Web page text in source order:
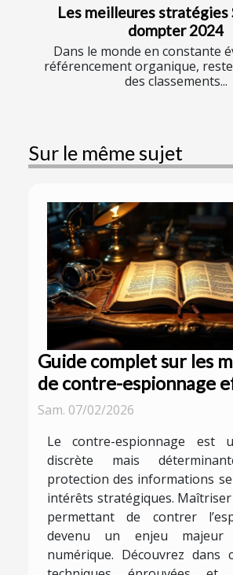
Les meilleures stratégies
dompter 2024
Dans le monde en constante
référencement organique,
des classements...
Sur le même sujet
Guide complet sur les
de contre-espionnage
Sam. 07/02/2026
Le contre-espionnage est
discrète mais
protection des informations
intérêts stratégiques.
permettant de contrer
devenu un enjeu
numérique. Découvrez dans